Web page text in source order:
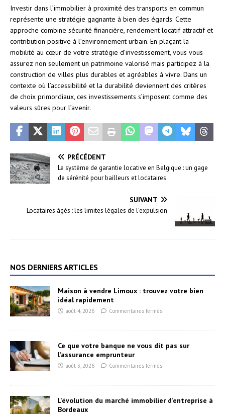
Investir dans l’immobilier à proximité des transports en commun
représente une stratégie gagnante à bien des égards. Cette
approche combine sécurité financière, rendement locatif attractif et
contribution positive à l’environnement urbain. En plaçant la
mobilité au cœur de votre stratégie d’investissement, vous vous
assurez non seulement un patrimoine valorisé mais participez à la
construction de villes plus durables et agréables à vivre. Dans un
contexte où l’accessibilité et la durabilité deviennent des critères
de choix primordiaux, ces investissements s’imposent comme des
valeurs sûres pour l’avenir.
PRÉCÉDENT
Le système de garantie locative en Belgique : un gage
de sérénité pour bailleurs et locataires
SUIVANT
Locataires âgés : les limites légales de l’expulsion
NOS DERNIERS ARTICLES
Maison à vendre Limoux : trouvez votre bien
idéal rapidement
août 4, 2026 Commentaires fermés
Ce que votre banque ne vous dit pas sur
l’assurance emprunteur
août 3, 2026 Commentaires fermés
L’évolution du marché immobilier d’entreprise à
Bordeaux